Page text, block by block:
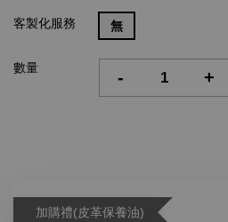
客製化服務 無
數量 - +
加購禮(皮革保養油)